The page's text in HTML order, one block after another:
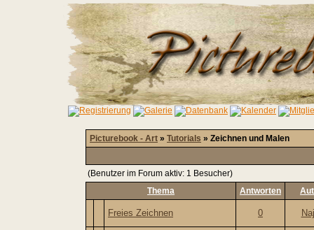
Picturebook - Art » Tutorials » Zeichnen und Malen
(Benutzer im Forum aktiv: 1 Besucher)
Thema
Antworten
Freies Zeichnen 0